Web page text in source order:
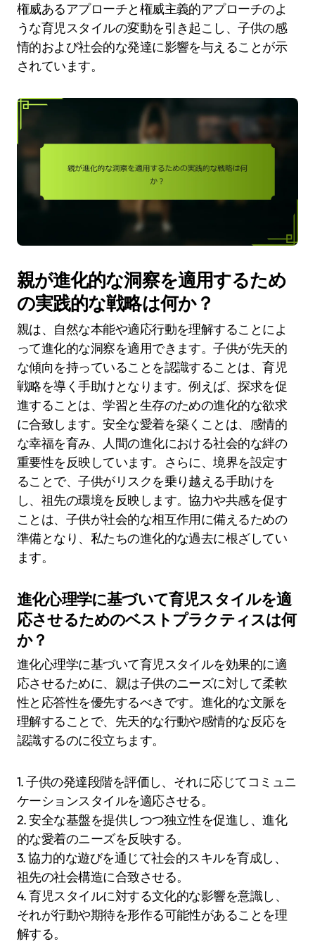
権威あるアプローチと権威主義的アプローチのよ
うな育児スタイルの変動を引き起こし、子供の感
情的および社会的な発達に影響を与えることが示
されています。
親が進化的な洞察を適用するため
の実践的な戦略は何か？
親は、自然な本能や適応行動を理解することによ
って進化的な洞察を適用できます。子供が先天的
な傾向を持っていることを認識することは、育児
戦略を導く手助けとなります。例えば、探求を促
進することは、学習と生存のための進化的な欲求
に合致します。安全な愛着を築くことは、感情的
な幸福を育み、人間の進化における社会的な絆の
重要性を反映しています。さらに、境界を設定す
ることで、子供がリスクを乗り越える手助けを
し、祖先の環境を反映します。協力や共感を促す
ことは、子供が社会的な相互作用に備えるための
準備となり、私たちの進化的な過去に根ざしてい
ます。
進化心理学に基づいて育児スタイルを適
応させるためのベストプラクティスは何
か？
進化心理学に基づいて育児スタイルを効果的に適
応させるために、親は子供のニーズに対して柔軟
性と応答性を優先するべきです。進化的な文脈を
理解することで、先天的な行動や感情的な反応を
認識するのに役立ちます。
1. 子供の発達段階を評価し、それに応じてコミュニ
ケーションスタイルを適応させる。
2. 安全な基盤を提供しつつ独立性を促進し、進化
的な愛着のニーズを反映する。
3. 協力的な遊びを通じて社会的スキルを育成し、
祖先の社会構造に合致させる。
4. 育児スタイルに対する文化的な影響を意識し、
それが行動や期待を形作る可能性があることを理
解する。